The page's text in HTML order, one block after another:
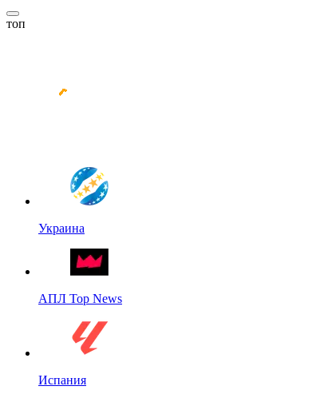
топ
Украина
АПЛ Top News
Испания